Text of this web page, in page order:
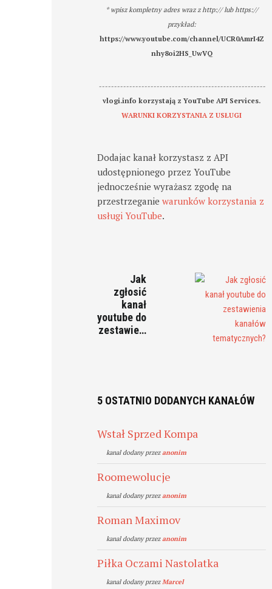
* wpisz kompletny adres wraz z http:// lub https://
przykład:
https://www.youtube.com/channel/UCR0AmrI4Z
nhy8oi2HS_UwVQ
-------------------------------------------------------
vlogi.info korzystają z YouTube API Services.
WARUNKI KORZYSTANIA Z USŁUGI
Dodajac kanał korzystasz z API
udostępnionego przez YouTube
jednocześnie wyrażasz zgodę na
przestrzeganiewarunków korzystania z
usługi YouTube.
Jak
zgłosić
kanał
youtube do
zestawie…
5 OSTATNIO DODANYCH KANAŁÓW
Wstał Sprzed Kompa
kanal dodany przezanonim
Roomewolucje
kanal dodany przezanonim
Roman Maximov
kanal dodany przezanonim
Piłka Oczami Nastolatka
kanal dodany przezMarcel